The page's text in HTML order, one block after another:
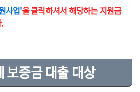
사업'을 클릭하셔서 해당하는 지원금
보증금 대출 대상